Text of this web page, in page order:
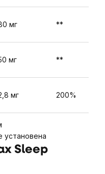
мг **
мг **
мг 200%
установена
Sleep